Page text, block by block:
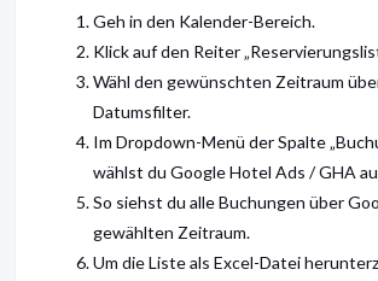
Geh in den Kalender-Bereich.
Klick auf den Reiter
Wähl den gewünschten Zeitraum
Datumsfilter.
Im Dropdown-Menü der Spalte
wählst du Google Hotel Ads / GHA
So siehst du alle Buchungen über
gewählten Zeitraum.
Um die Liste als Excel-Datei